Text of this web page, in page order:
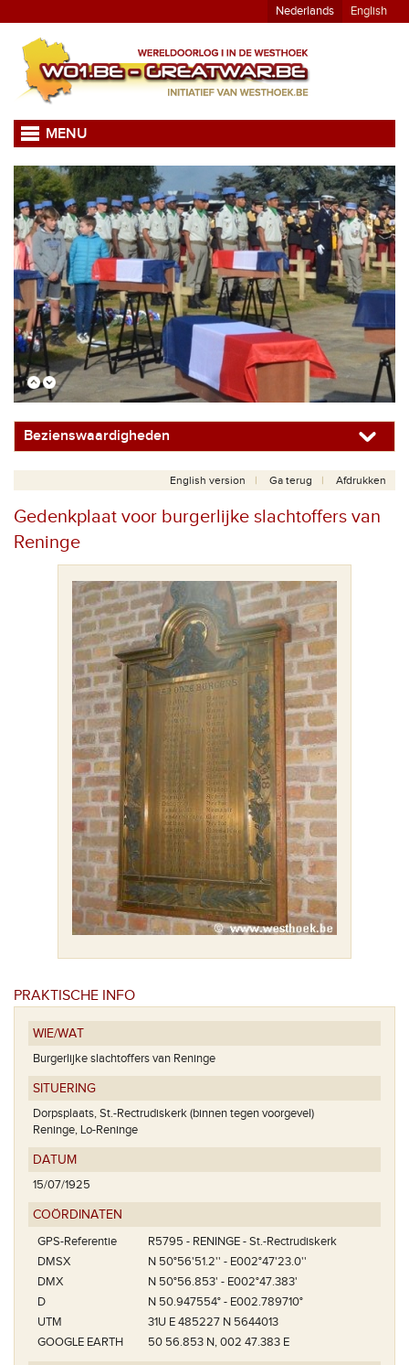
Nederlands English
MENU
Bezienswaardigheden
English version Ga terug Afdrukken
Gedenkplaat voor burgerlijke slachtoffers van
Reninge
PRAKTISCHE INFO
WIE/WAT
Burgerlijke slachtoffers van Reninge
SITUERING
Dorpsplaats, St.-Rectrudiskerk (binnen tegen voorgevel)
Reninge, Lo-Reninge
DATUM
15/07/1925
COÖRDINATEN
GPS-Referentie
R5795 - RENINGE - St.-Rectrudiskerk
DMSX
N 50°56'51.2'' - E002°47'23.0''
DMX
N 50°56.853' - E002°47.383'
D
N 50.947554° - E002.789710°
UTM
31U E 485227 N 5644013
GOOGLE EARTH
50 56.853 N, 002 47.383 E